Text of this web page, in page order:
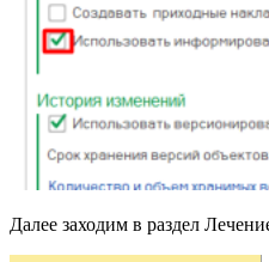
Далее заходим в раздел